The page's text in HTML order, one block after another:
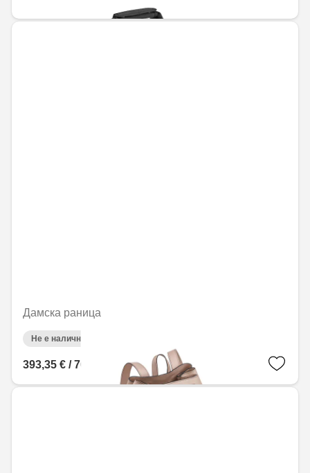
Дамска раница
Не е налично онлайн
393,35 € / 769,32 лв.